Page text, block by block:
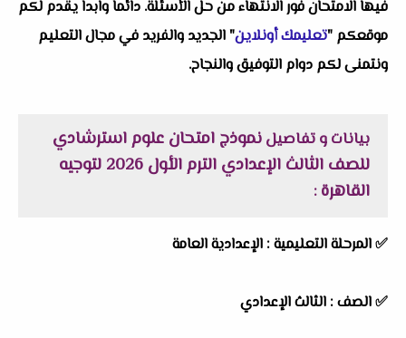
فيها الامتحان فور الانتهاء من حل الأسئلة. دائماً وابداً يقدم لكم
موقعكم "تعليمك أونلاين" الجديد والفريد في مجال التعليم
ونتمنى لكم دوام التوفيق والنجاح.
بيانات و تفاصيلنموذج امتحان علوم استرشادي
للصف الثالث الإعدادي الترم الأول 2026 لتوجيه
القاهرة:
✅المرحلة التعليمية : الإعدادية العامة
✅الصف : الثالث الإعدادي